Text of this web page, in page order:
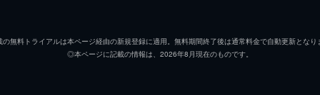
無料トライアルは本ページ経由の新規登録に適用。無料期間終了後は通常料金で自動更新となり
◎本ページに記載の情報は、2026年8月現在のものです。